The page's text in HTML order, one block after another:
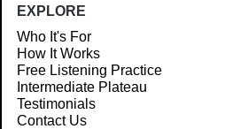
EXPLORE
Who It's For
How It Works
Free Listening Practice
Intermediate Plateau
Testimonials
Contact Us